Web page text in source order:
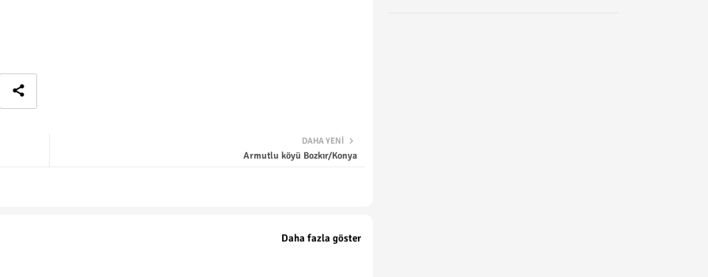
DAHA YENI
Armutlu köyü Bozkır/Konya
Daha fazla göster